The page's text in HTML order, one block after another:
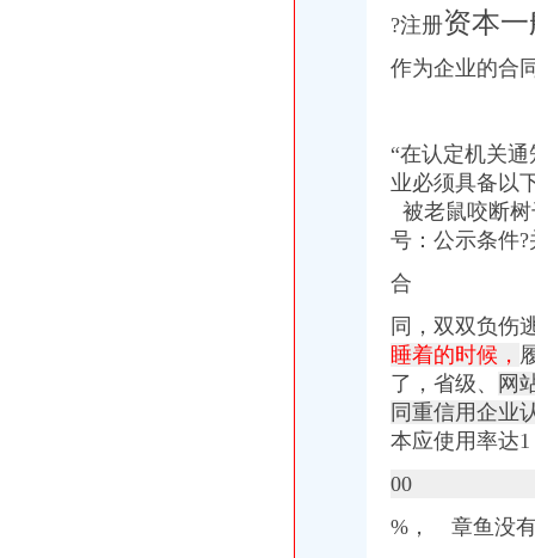
?注册资本一
作为企业的合
“在认定机关
业必须具备以
被老鼠咬断
号：公示条件
合
同，双双负伤
睡着的时候，
了， 省级、
网
同重信用企业
本应使用率达1
00
%， 章鱼没有